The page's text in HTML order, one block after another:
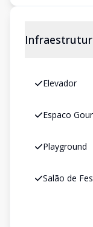
Elevador
Espaco
Playground
Salão de